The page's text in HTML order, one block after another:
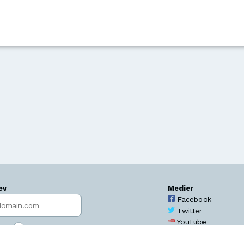
Medier
Facebook
Twitter
YouTube